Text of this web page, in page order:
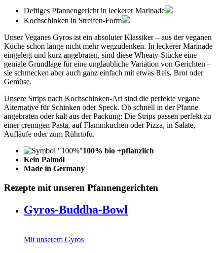
Deftiges Pfannengericht in leckerer Marinade
Kochschinken in Streifen-Form
Unser Veganes Gyros ist ein absoluter Klassiker – aus der veganen
Küche schon lange nicht mehr wegzudenken. In leckerer Marinade
eingelegt und kurz angebraten, sind diese Wheaty-Stücke eine
geniale Grundlage für eine unglaubliche Variation von Gerichten –
sie schmecken aber auch ganz einfach mit etwas Reis, Brot oder
Gemüse.
Unsere Strips nach Kochschinken-Art sind die perfekte vegane
Alternative für Schinken oder Speck. Ob schnell in der Pfanne
angebraten oder kalt aus der Packung: Die Strips passen perfekt zu
einer cremigen Pasta, auf Flammkuchen oder Pizza, in Salate,
Aufläufe oder zum Rührtofu.
100% bio +pflanzlich
Kein Palmöl
Made in Germany
Rezepte mit unseren Pfannengerichten
Gyros-Buddha-Bowl
Mit unserem Gyros